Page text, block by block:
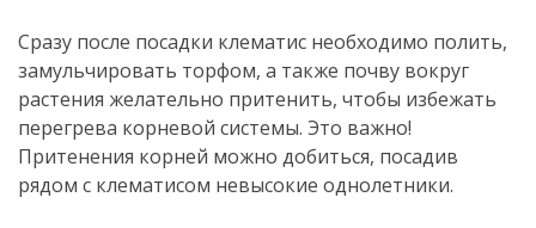
Сразу после посадки клематис необходимо полить,
замульчировать торфом, а также почву вокруг
растения желательно притенить, чтобы избежать
перегрева корневой системы. Это важно!
Притенения корней можно добиться, посадив
рядом с клематисом невысокие однолетники.